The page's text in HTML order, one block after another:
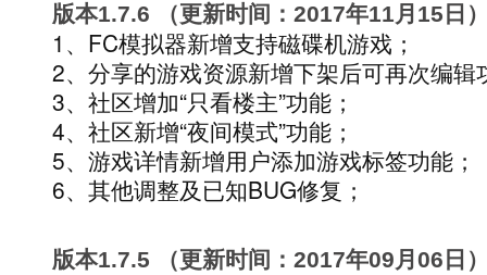
版本1.7.6 （更新时间：2017年11月15日
1、FC模拟器新增支持磁碟机游戏；
2、分享的游戏资源新增下架后可再次编辑
3、社区增加“只看楼主”功能；
4、社区新增“夜间模式”功能；
5、游戏详情新增用户添加游戏标签功能；
6、其他调整及已知BUG修复；
版本1.7.5 （更新时间：2017年09月06日